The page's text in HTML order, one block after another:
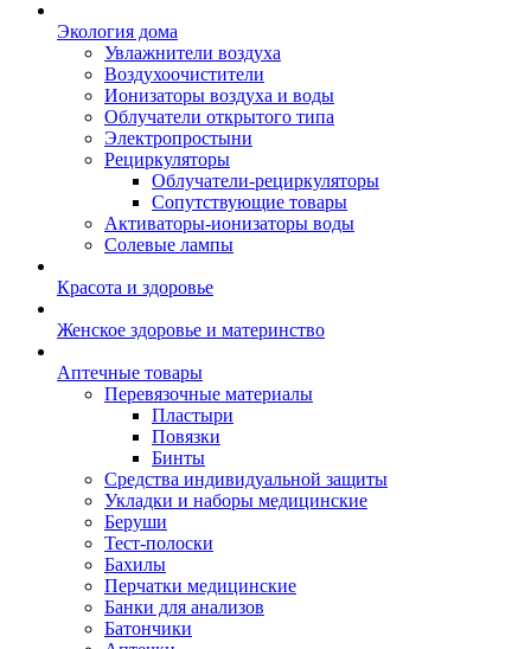
Экология дома
Увлажнители воздуха
Воздухоочистители
Ионизаторы воздуха и воды
Облучатели открытого типа
Электропростыни
Рециркуляторы
Облучатели-рециркуляторы
Сопутствующие товары
Активаторы-ионизаторы воды
Солевые лампы
Красота и здоровье
Женское здоровье и материнство
Аптечные товары
Перевязочные материалы
Пластыри
Повязки
Бинты
Средства индивидуальной защиты
Укладки и наборы медицинские
Беруши
Тест-полоски
Бахилы
Перчатки медицинские
Банки для анализов
Батончики